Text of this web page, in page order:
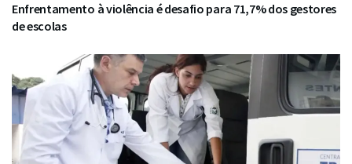
Enfrentamento à violência é desafio para 71,7% dos gestores
de escolas